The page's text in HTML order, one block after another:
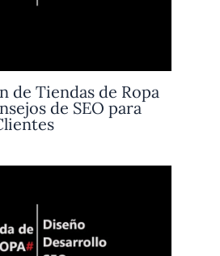
de Tiendas de Ropa
de SEO para